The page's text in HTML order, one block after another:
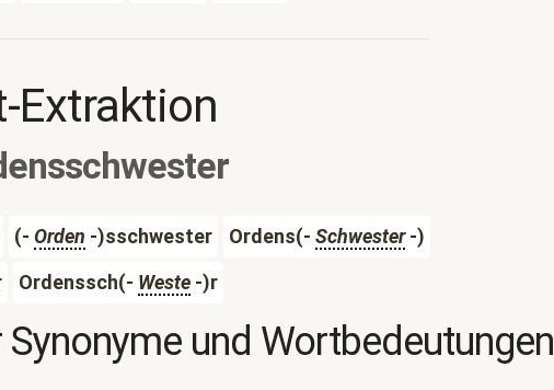
Extraktion
(- Orden -)sschwester Ordens(- Schwester-)
Ordenssch(- Weste-)r
und Wortbedeutungen